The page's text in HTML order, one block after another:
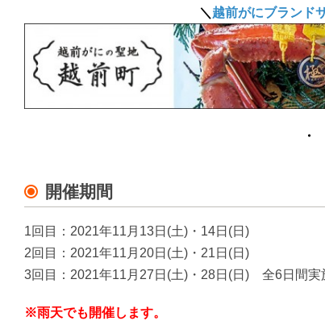
＼ 越前がにブランド
・
開催期間
1回目：2021年11月13日(土)・14日(日)
2回目：2021年11月20日(土)・21日(日)
3回目：2021年11月27日(土)・28日(日) 全6日間実
※雨天でも開催します。